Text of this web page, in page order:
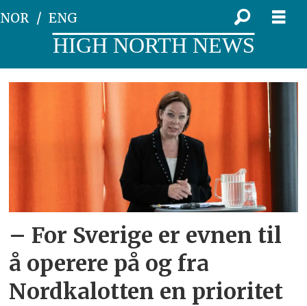
NOR ENG
HIGH NORTH NEWS
arktis-
– For Sverige er evnen til
å operere på og fra
Nordkalotten en prioritet